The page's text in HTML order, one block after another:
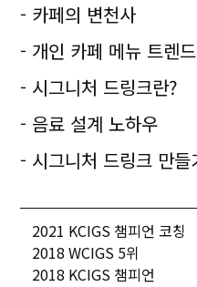
- 카페의 변천사
- 개인 카페 메뉴 트렌
- 시그니처 드링크란?
- 음료 설계 노하우
- 시그니처 드링크 만들
2021 KCIGS 챔피언 코칭
2018 WCIGS 5위
2018 KCIGS 챔피언